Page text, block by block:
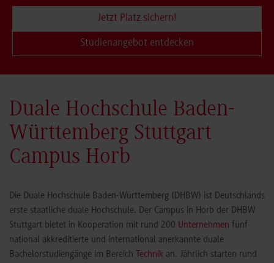
Jetzt Platz sichern!
Studienangebot entdecken
Duale Hochschule Baden-
Württemberg Stuttgart
Campus Horb
Die Duale Hochschule Baden-Württemberg (DHBW) ist Deutschlands
erste staatliche duale Hochschule. Der Campus in Horb der DHBW
Stuttgart bietet in Kooperation mit rund 200 Unternehmen fünf
national akkreditierte und international anerkannte duale
Bachelorstudiengänge im Bereich
Technik an. Jährlich starten rund